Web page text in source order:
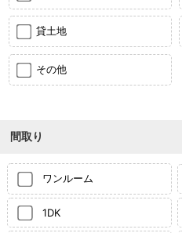
貸土地
その他
間取り
ワンルーム
1DK